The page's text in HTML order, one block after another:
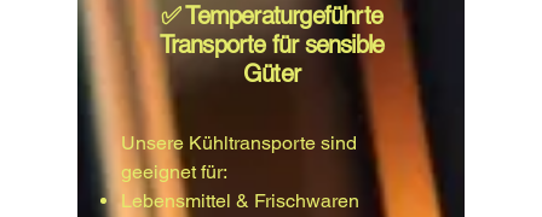
✅ Temperaturgeführte
Transporte für sensible
Güter
Unsere Kühltransporte sind
geeignet für:
Lebensmittel & Frischwaren